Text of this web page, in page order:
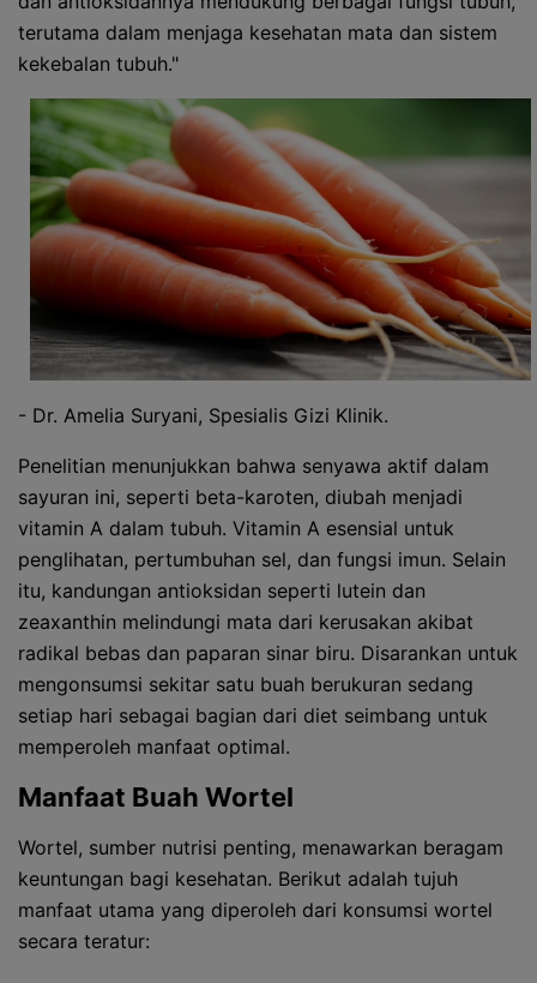
terutama dalam menjaga kesehatan mata dan sistem
kekebalan tubuh."
- Dr. Amelia Suryani, Spesialis Gizi Klinik.
Penelitian menunjukkan bahwa senyawa aktif dalam
sayuran ini, seperti beta-karoten, diubah menjadi
vitamin A dalam tubuh. Vitamin A esensial untuk
penglihatan, pertumbuhan sel, dan fungsi imun. Selain
itu, kandungan antioksidan seperti lutein dan
zeaxanthin melindungi mata dari kerusakan akibat
radikal bebas dan paparan sinar biru. Disarankan untuk
mengonsumsi sekitar satu buah berukuran sedang
setiap hari sebagai bagian dari diet seimbang untuk
memperoleh manfaat optimal.
Manfaat Buah Wortel
Wortel, sumber nutrisi penting, menawarkan beragam
keuntungan bagi kesehatan. Berikut adalah tujuh
manfaat utama yang diperoleh dari konsumsi wortel
secara teratur: